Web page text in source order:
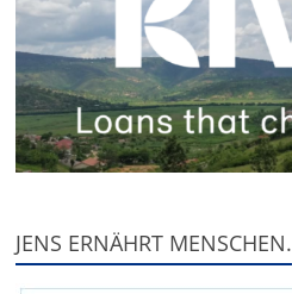
JENS ERNÄHRT MENSCHEN.